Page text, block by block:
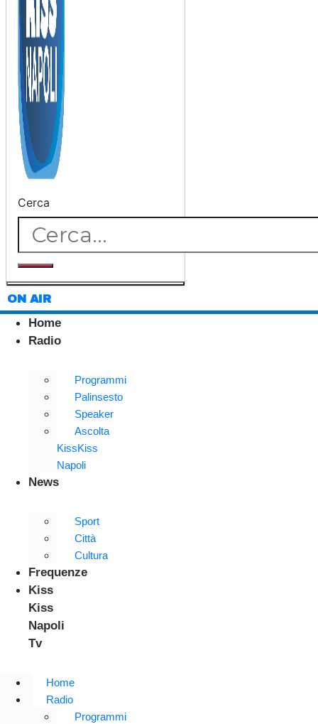
Cerca
ON AIR
Home
Radio
Programmi
Palinsesto
Speaker
Ascolta
KissKiss
Napoli
News
Sport
Città
Cultura
Frequenze
Kiss
Kiss
Napoli
Tv
Home
Radio
Programmi